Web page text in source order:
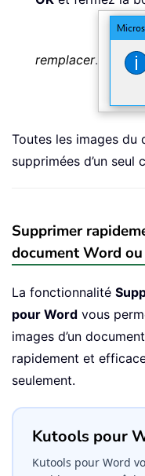
remplacer.
Toutes les images
supprimées d’un seul
Supprimer
document Word
La fonctionnalité
pour Word vous
images d’un
rapidement et
seulement.
Kutools pour
Kutools pour Word